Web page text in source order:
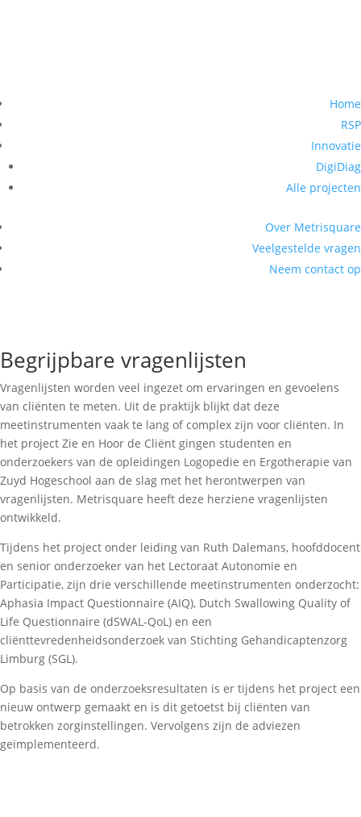
Home
RSP
Innovatie
DigiDiag
Alle projecten
Over Metrisquare
Veelgestelde vragen
Neem contact op
Begrijpbare vragenlijsten
Vragenlijsten worden veel ingezet om ervaringen en gevoelens
van cliënten te meten. Uit de praktijk blijkt dat deze
meetinstrumenten vaak te lang of complex zijn voor cliënten. In
het project Zie en Hoor de Cliënt gingen studenten en
onderzoekers van de opleidingen Logopedie en Ergotherapie van
Zuyd Hogeschool aan de slag met het herontwerpen van
vragenlijsten. Metrisquare heeft deze herziene vragenlijsten
ontwikkeld.
Tijdens het project onder leiding van Ruth Dalemans, hoofddocent
en senior onderzoeker van het Lectoraat Autonomie en
Participatie, zijn drie verschillende meetinstrumenten onderzocht:
Aphasia Impact Questionnaire (AIQ), Dutch Swallowing Quality of
Life Questionnaire (dSWAL-QoL) en een
cliënttevredenheidsonderzoek van Stichting Gehandicaptenzorg
Limburg (SGL).
Op basis van de onderzoeksresultaten is er tijdens het project een
nieuw ontwerp gemaakt en is dit getoetst bij cliënten van
betrokken zorginstellingen. Vervolgens zijn de adviezen
geïmplementeerd.